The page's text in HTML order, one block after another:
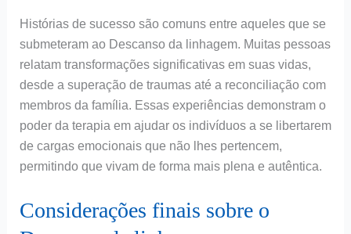
Histórias de sucesso são comuns entre aqueles que se
submeteram ao Descanso da linhagem. Muitas pessoas
relatam transformações significativas em suas vidas,
desde a superação de traumas até a reconciliação com
membros da família. Essas experiências demonstram o
poder da terapia em ajudar os indivíduos a se libertarem
de cargas emocionais que não lhes pertencem,
permitindo que vivam de forma mais plena e autêntica.
Considerações finais sobre o